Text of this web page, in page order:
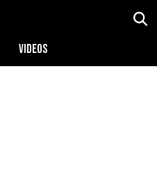
VIDEOS